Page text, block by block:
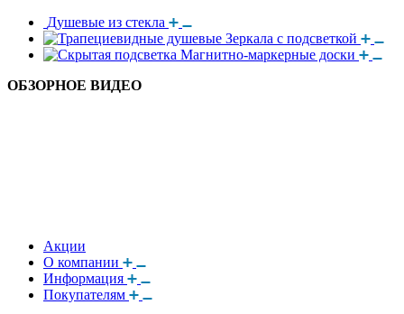
Душевые из стекла
Зеркала с подсветкой
Магнитно-маркерные доски
ОБЗОРНОЕ ВИДЕО
Акции
О компании
Информация
Покупателям